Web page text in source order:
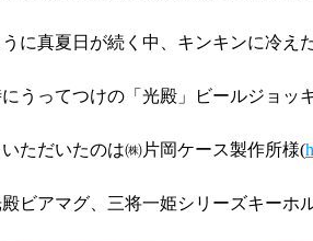
に真夏日が続く中、キンキンに冷え
うってつけの「光殿」ビールジョッ
ただいたのは㈱片岡ケース製作所様(
ビアマグ、三将一姫シリーズキーホ